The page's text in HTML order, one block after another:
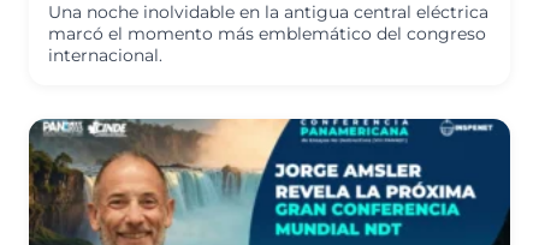
Una noche inolvidable en la antigua central eléctrica
marcó el momento más emblemático del congreso
internacional.